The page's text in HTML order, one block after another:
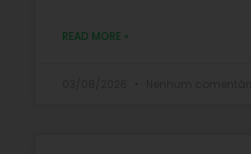
READ MORE »